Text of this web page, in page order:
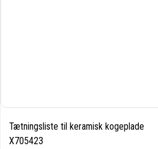
Tætningsliste til keramisk kogeplade
X705423